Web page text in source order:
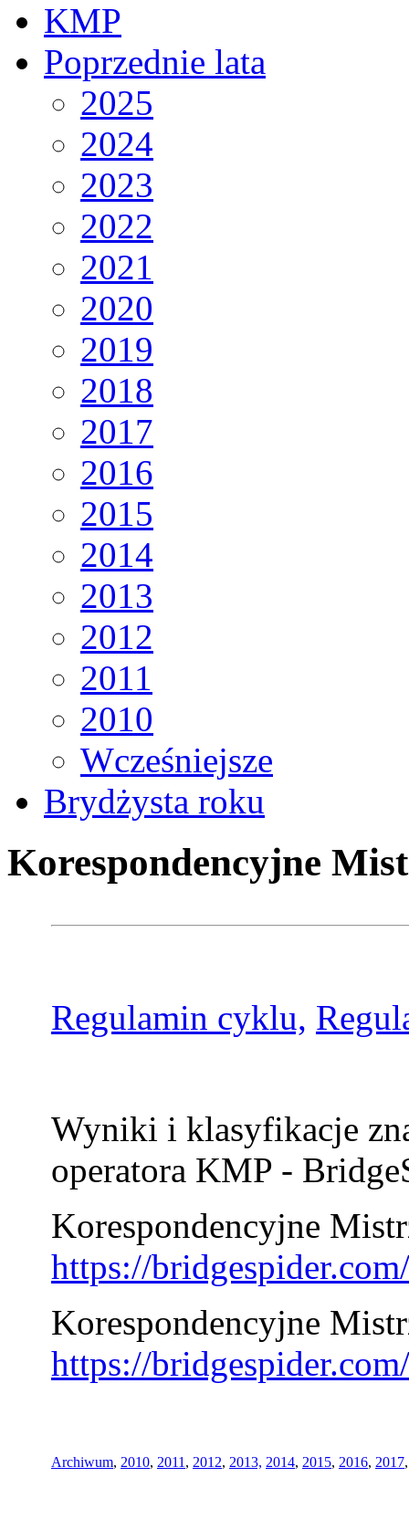
KMP
Poprzednie lata
2025
2024
2023
2022
2021
2020
2019
2018
2017
2016
2015
2014
2013
2012
2011
2010
Wcześniejsze
Brydżysta roku
Korespondencyjne
Regulamin cyklu,
Wyniki i klasyfikacje
operatora KMP -
Korespondencyjne
https://
Korespondencyjne
https://
Archiwum, 2010, 2011 , 2012, 2013, 2014, 2015, 2016, 2017